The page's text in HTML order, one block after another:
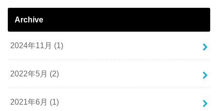
Archive
2024年11月 (1)
2022年5月 (2)
2021年6月 (1)